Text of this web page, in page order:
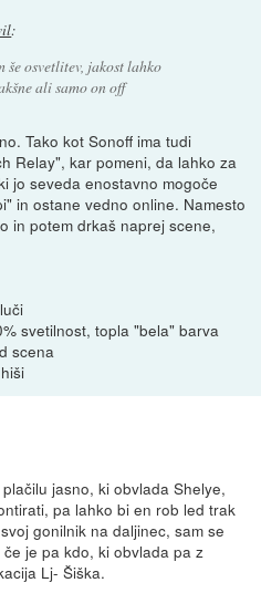
:
še osvetlitev, jakost lahko
ali samo on off
Tako kot Sonoff ima tudi
Relay", kar pomeni, da lahko za
jo seveda enostavno mogoče
in ostane vedno online. Namesto
in potem drkaš naprej scene,
svetilnost, topla "bela" barva
scena
jasno, ki obvlada Shelye,
pa lahko bi en rob led trak
gonilnik na daljinec, sam se
je pa kdo, ki obvlada pa z
Lj- Šiška.